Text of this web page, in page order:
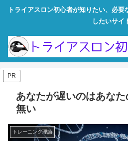
トライアスロン初心者が知りたい、必
したいサイ
PR
あなたが遅いのはあな
無い
トレーニング理論